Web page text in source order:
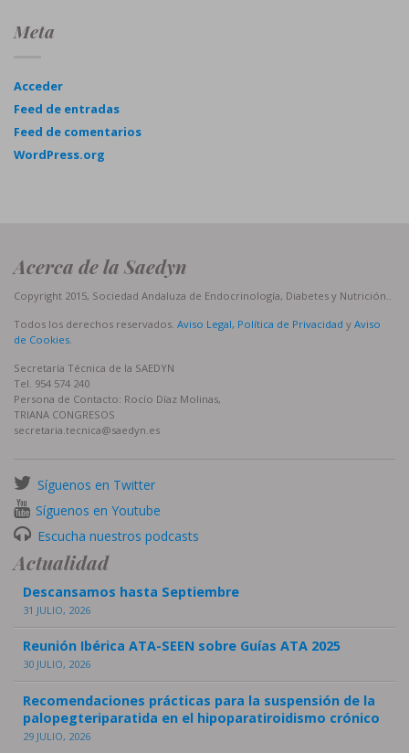
Meta
Acceder
Feed de entradas
Feed de comentarios
WordPress.org
Acerca de la Saedyn
Copyright 2015, Sociedad Andaluza de Endocrinología, Diabetes y Nutrición..
Todos los derechos reservados. Aviso Legal, Política de Privacidad y Aviso
de Cookies
Secretaría Técnica de la SAEDYN
Tel. 954 574 240
Persona de Contacto: Rocío Díaz Molinas,
TRIANA CONGRESOS
secretaria.tecnica@saedyn.es
Síguenos en Twitter
Síguenos en Youtube
Escucha nuestros podcasts
Actualidad
Descansamos hasta Septiembre
31 JULIO, 2026
Reunión Ibérica ATA-SEEN sobre Guías ATA 2025
30 JULIO, 2026
Recomendaciones prácticas para la suspensión de la
palopegteriparatida en el hipoparatiroidismo crónico
29 JULIO, 2026